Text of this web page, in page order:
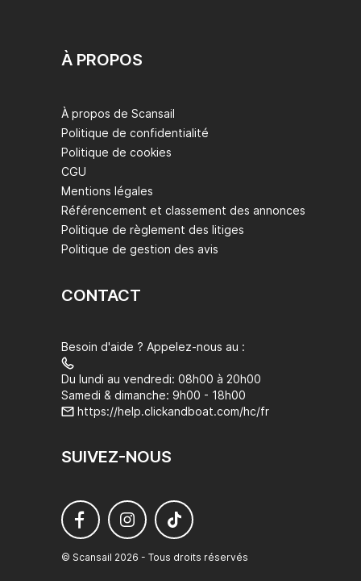
À PROPOS
À propos de Scansail
Politique de confidentialité
Politique de cookies
CGU
Mentions légales
Référencement et classement des annonces
Politique de règlement des litiges
Politique de gestion des avis
CONTACT
Besoin d'aide ? Appelez-nous au :
Du lundi au vendredi: 08h00 à 20h00
Samedi & dimanche: 9h00 - 18h00
https://help.clickandboat.com/hc/fr
SUIVEZ-NOUS
© Scansail 2026 - Tous droits réservés